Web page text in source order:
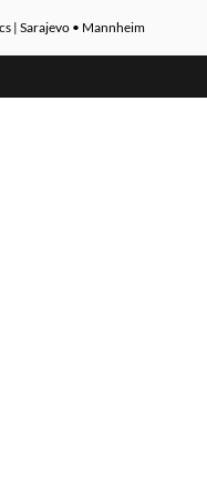
| Sarajevo • Mannheim